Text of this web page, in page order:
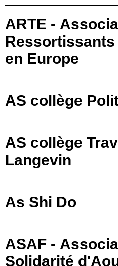
ARTE -
Ressortissants
en Europe
AS collège
AS collège
Langevin
As Shi Do
ASAF -
Solidarité